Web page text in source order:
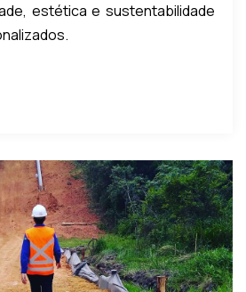
estética e sustentabilidade